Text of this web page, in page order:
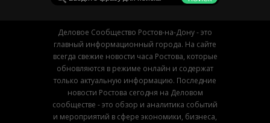
Деловое Сообщество Ростов-на-Дону - это
главный информационный города. На сайте
всегда свежие новости часа Ростова, которые
обновляются в режиме онлайн и содержат
только актуальную информацию. Последние
новости Ростова сегодня на Деловом
сообществе - это обзор и аналитика событий
и мероприятий в сфере экономики, бизнеса,